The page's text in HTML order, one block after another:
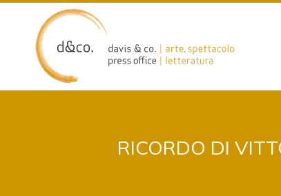
content
RICORDO DI